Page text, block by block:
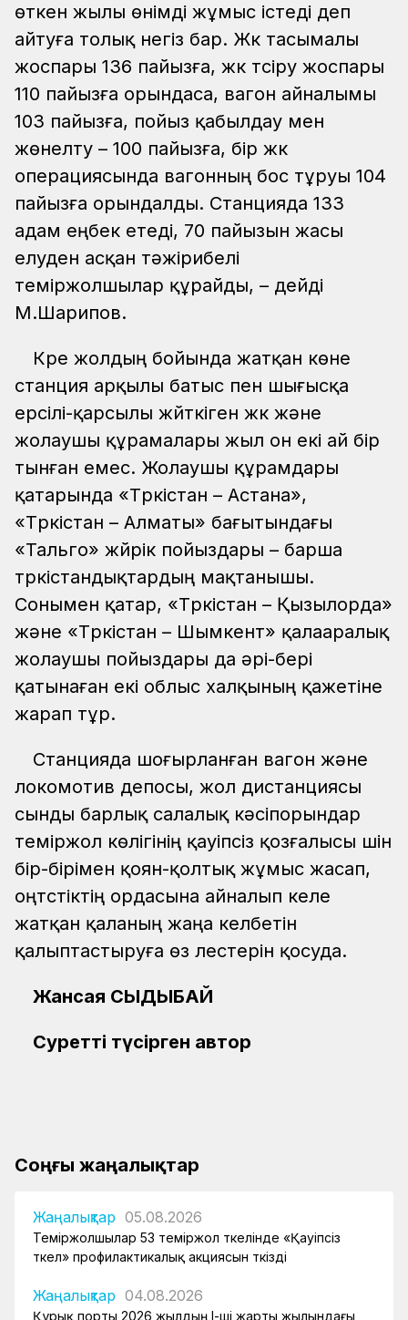
өткен жылы өнімді жұмыс істеді деп
айтуға толық негіз бар. Жүк тасымалы
жоспары 136 пайызға, жүк түсіру жоспары
110 пайызға орындаса, вагон айналымы
103 пайызға, пойыз қабылдау мен
жөнелту – 100 пайызға, бір жүк
операциясында вагонның бос тұруы 104
пайызға орындалды. Станцияда 133
адам еңбек етеді, 70 пайызын жасы
елуден асқан тәжірибелі
теміржолшылар құрайды, – дейді
М.Шарипов.
Күре жолдың бойында жатқан көне
станция арқылы батыс пен шығысқа
ерсілі-қарсылы жүйткіген жүк және
жолаушы құрамалары жыл он екі ай бір
тынған емес. Жолаушы құрамдары
қатарында «Түркістан – Астана»,
«Түркістан – Алматы» бағытындағы
«Тальго» жүйрік пойыздары – барша
түркістандықтардың мақтанышы.
Сонымен қатар, «Түркістан – Қызылорда»
және «Түркістан – Шымкент» қалааралық
жолаушы пойыздары да әрі-бері
қатынаған екі облыс халқының қажетіне
жарап тұр.
Станцияда шоғырланған вагон және
локомотив депосы, жол дистанциясы
сынды барлық салалық кәсіпорындар
теміржол көлігінің қауіпсіз қозғалысы үшін
бір-бірімен қоян-қолтық жұмыс жасап,
оңтүстіктің ордасына айналып келе
жатқан қаланың жаңа келбетін
қалыптастыруға өз үлестерін қосуда.
Жансая СЫДЫҚБАЙ
Суретті түсірген автор
Соңғы жаңалықтар
Жаңалықтар 05.08.2026
Теміржолшылар 53 теміржол өткелінде «Қауіпсіз
өткел» профилактикалық акциясын өткізді
Жаңалықтар 04.08.2026
Құрық порты 2026 жылдың І-ші жарты жылындағы